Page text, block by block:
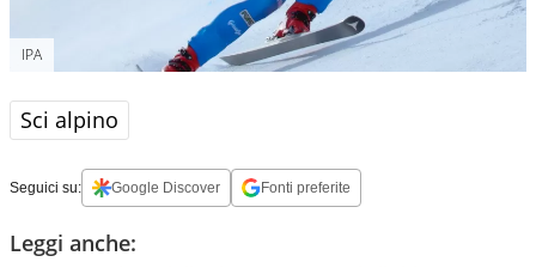
IPA
Sci alpino
Seguici su: Google Discover Fonti preferite
Leggi anche: